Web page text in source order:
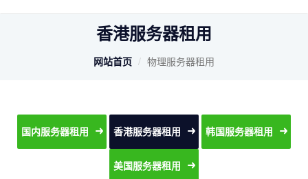
香港服务器租用
网站首页 物理服务器租用
国内服务器租用 香港服务器租用 韩国服务器租用
美国服务器租用